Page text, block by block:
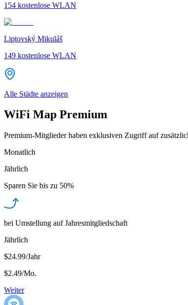
154 kostenlose WLAN
Liptovský Mikuláš
149 kostenlose WLAN
Alle Städte anzeigen
WiFi Map Premium
Premium-Mitglieder haben exklusiven Zugriff auf
Monatlich
Jährlich
Sparen Sie bis zu 50%
bei Umstellung auf Jahresmitgliedschaft
Jährlich
$24.99/Jahr
$2.49/Mo.
Weiter